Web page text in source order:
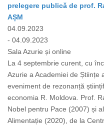
prelegere publică de prof.
AȘM
04.09.2023
- 04.09.2023
Sala Azurie și online
La 4 septembrie curent, cu
Azurie a Academiei de Științe
eveniment de rezonanță
economia R. Moldova. Prof.
Nobel pentru Pace (2007) și
Alimentație (2020), de la